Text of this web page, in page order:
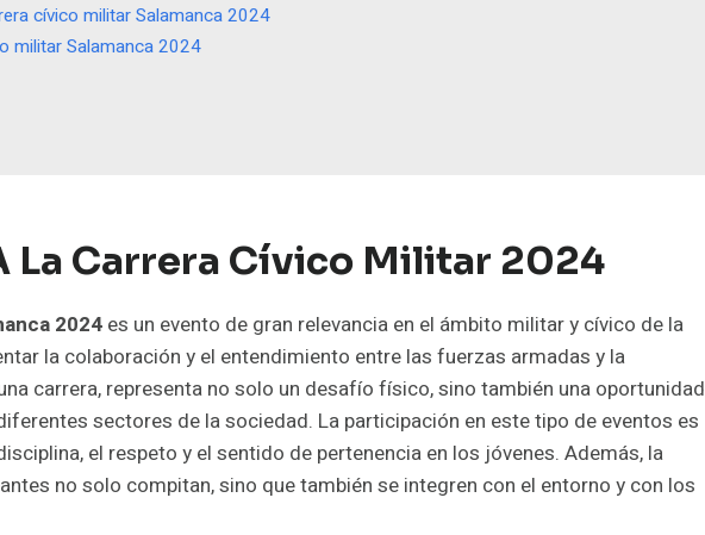
cívico militar Salamanca 2024
militar Salamanca 2024
La Carrera Cívico Militar 2024
2024 es un evento de gran relevancia en el ámbito militar y cívico de la
la colaboración y el entendimiento entre las fuerzas armadas y la
carrera, representa no solo un desafío físico, sino también una oportunidad
sectores de la sociedad. La participación en este tipo de eventos es
el respeto y el sentido de pertenencia en los jóvenes. Además, la
no solo compitan, sino que también se integren con el entorno y con los